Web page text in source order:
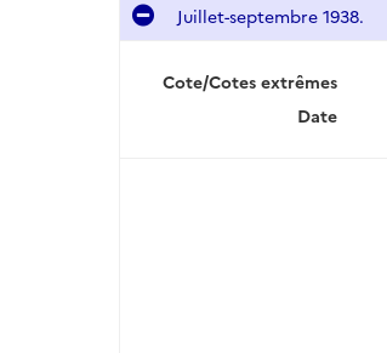
Juillet-septembre 1938.
Cote/Cotes extrêmes
Date